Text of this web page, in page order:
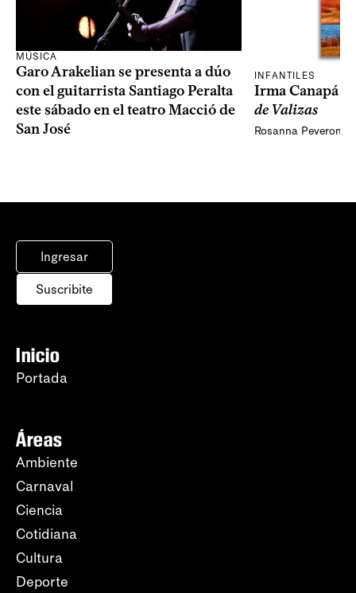
MÚSICA
Garo Arakelian se presenta a dúo
con el guitarrista Santiago Peralta
este sábado en el teatro Macció de
San José
INFANTILES
Irma Canapá
de Valizas
Rosanna Peveroni
Ingresar
Suscribite
Inicio
Portada
Áreas
Ambiente
Carnaval
Ciencia
Cotidiana
Cultura
Deporte